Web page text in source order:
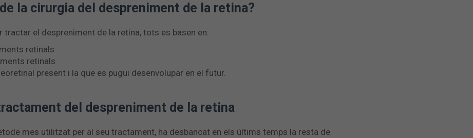
la cirurgia del despreniment de la retina?
tractar el despreniment de la retina, tots es basen en:
retinals
retinals
present i la que es pugui desenvolupar en el futur.
del despreniment de la retina
mes utilitzat per al seu tractament, ha desbancat en els últims temps la resta de